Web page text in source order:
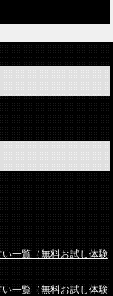
一覧（無料お試し体験
一覧（無料お試し体験